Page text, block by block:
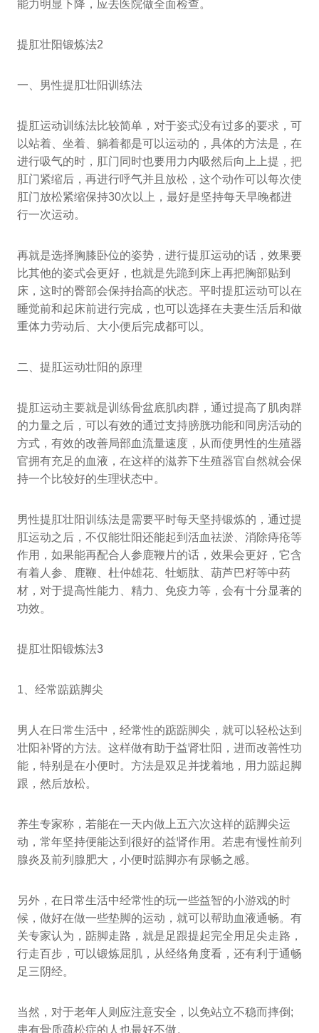
能力明显下降，应去医院做全面检查。
提肛壮阳锻炼法2
一、男性提肛壮阳训练法
提肛运动训练法比较简单，对于姿式没有过多的要求，可
以站着、坐着、躺着都是可以运动的，具体的方法是，在
进行吸气的时，肛门同时也要用力内吸然后向上上提，把
肛门紧缩后，再进行呼气并且放松，这个动作可以每次使
肛门放松紧缩保持30次以上，最好是坚持每天早晚都进
行一次运动。
再就是选择胸膝卧位的姿势，进行提肛运动的话，效果要
比其他的姿式会更好，也就是先跪到床上再把胸部贴到
床，这时的臀部会保持抬高的状态。平时提肛运动可以在
睡觉前和起床前进行完成，也可以选择在夫妻生活后和做
重体力劳动后、大小便后完成都可以。
二、提肛运动壮阳的原理
提肛运动主要就是训练骨盆底肌肉群，通过提高了肌肉群
的力量之后，可以有效的通过支持膀胱功能和同房活动的
方式，有效的改善局部血流量速度，从而使男性的生殖器
官拥有充足的血液，在这样的滋养下生殖器官自然就会保
持一个比较好的生理状态中。
男性提肛壮阳训练法是需要平时每天坚持锻炼的，通过提
肛运动之后，不仅能壮阳还能起到活血祛淤、消除痔疮等
作用，如果能再配合人参鹿鞭片的话，效果会更好，它含
有着人参、鹿鞭、杜仲雄花、牡蛎肽、葫芦巴籽等中药
材，对于提高性能力、精力、免疫力等，会有十分显著的
功效。
提肛壮阳锻炼法3
1、经常踮踮脚尖
男人在日常生活中，经常性的踮踮脚尖，就可以轻松达到
壮阳补肾的方法。这样做有助于益肾壮阳，进而改善性功
能，特别是在小便时。方法是双足并拢着地，用力踮起脚
跟，然后放松。
养生专家称，若能在一天内做上五六次这样的踮脚尖运
动，常年坚持便能达到很好的益肾作用。若患有慢性前列
腺炎及前列腺肥大，小便时踮脚亦有尿畅之感。
另外，在日常生活中经常性的玩一些益智的小游戏的时
候，做好在做一些垫脚的运动，就可以帮助血液通畅。有
关专家认为，踮脚走路，就是足跟提起完全用足尖走路，
行走百步，可以锻炼屈肌，从经络角度看，还有利于通畅
足三阴经。
当然，对于老年人则应注意安全，以免站立不稳而摔倒;
患有骨质疏松症的人也最好不做。